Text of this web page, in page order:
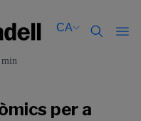
CA
Català
Español
Català
Español
min
per a